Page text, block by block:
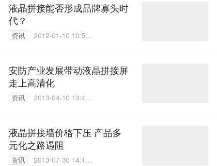
液晶拼接能否形成品牌寡头时
代？
资讯
2012-01-10 10:52:
安防产业发展带动液晶拼接屏
走上高清化
资讯
2013-04-10 13:47:
液晶拼接墙价格下压 产品多
元化之路遇阻
资讯
2013-07-30 14:12: